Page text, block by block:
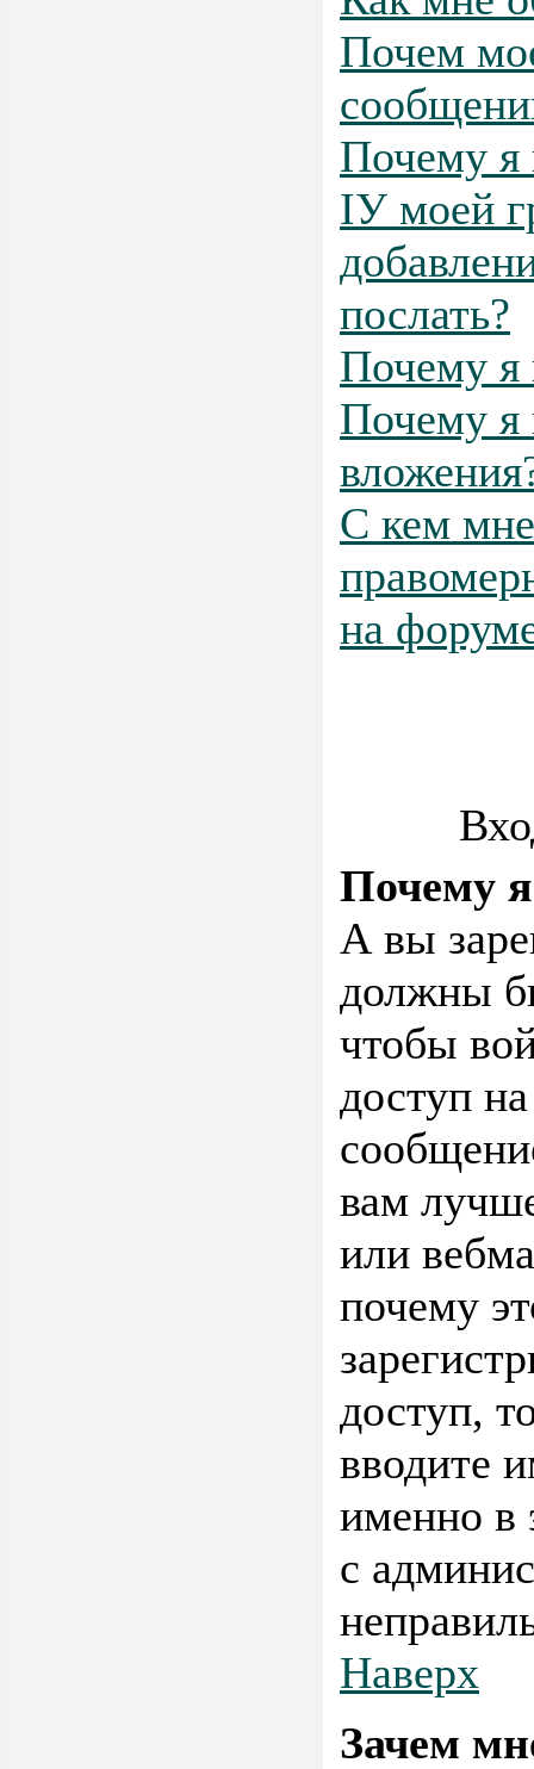
Почем
Почему я
IУ моей
послать?
Почему я
Почему я
С кем мне
на
Почему
А вы
должны
чтобы
доступ
вам
или
почему
доступ,
вводите
именно в
с
Наверх
Зачем